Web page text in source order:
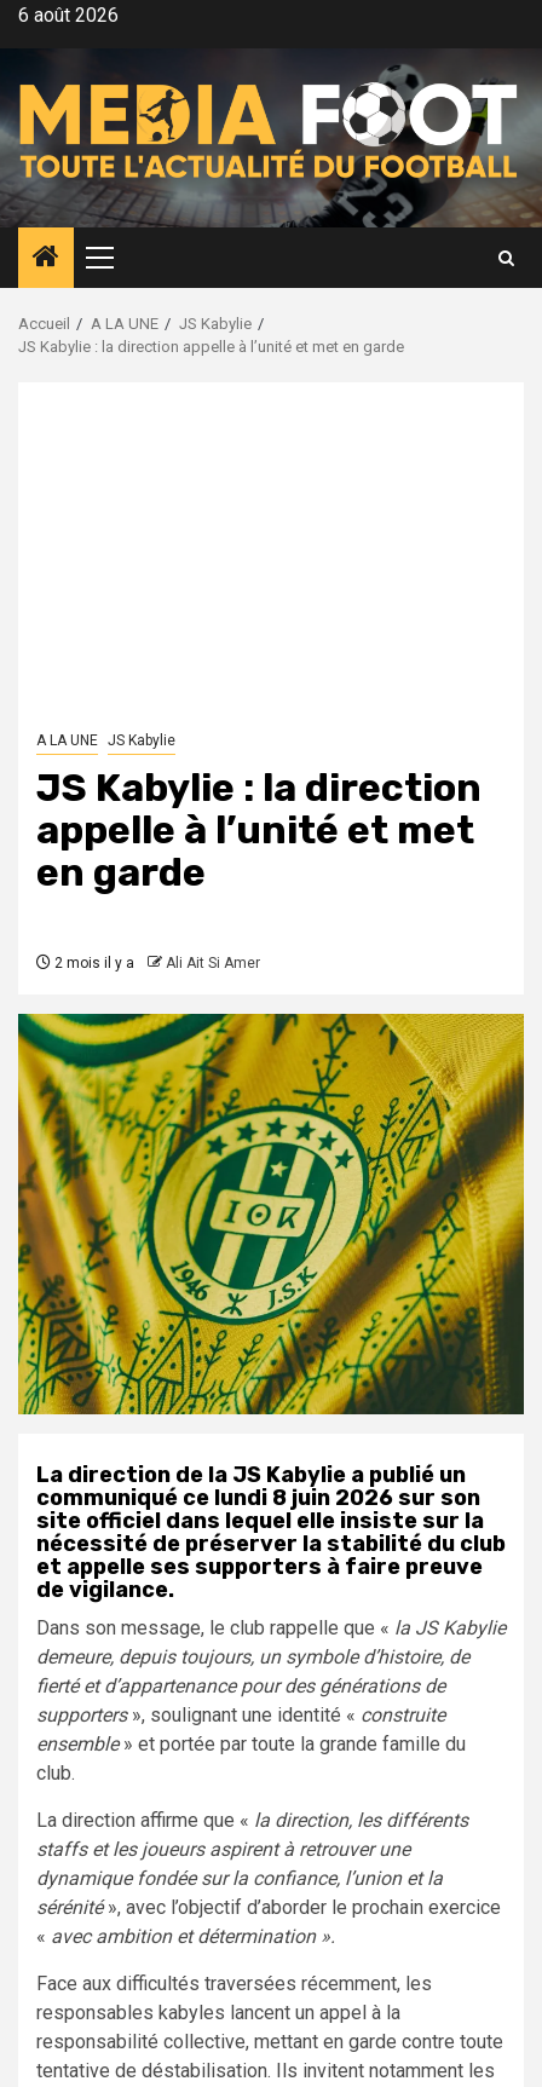
Aller6 août 2026
Menu
principal
Accueil A LA UNE
JS Kabylie
JS Kabylie : la direction appelle à l’unité et met en garde
A LA UNE JS Kabylie
JS Kabylie : la direction
appelle à l’unité et met
en garde
2 mois il y a Ali Ait Si Amer
La direction de la JS Kabylie a publié un
communiqué ce lundi 8 juin 2026 sur son
site officiel dans lequel elle insiste sur la
nécessité de préserver la stabilité du club
et appelle ses supporters à faire preuve
de vigilance.
Dans son message, le club rappelle que « la JS Kabylie
demeure, depuis toujours, un symbole d’histoire, de
fierté et d’appartenance pour des générations de
supporters», soulignant une identité « construite
ensemble» et portée par toute la grande famille du
club.
La direction affirme que « la direction, les différents
staffs et les joueurs aspirent à retrouver une
dynamique fondée sur la confiance, l’union et la
sérénité», avec l’objectif d’aborder le prochain exercice
« avec ambition et détermination ».
Face aux difficultés traversées récemment, les
responsables kabyles lancent un appel à la
responsabilité collective, mettant en garde contre toute
tentative de déstabilisation. Ils invitent notamment les